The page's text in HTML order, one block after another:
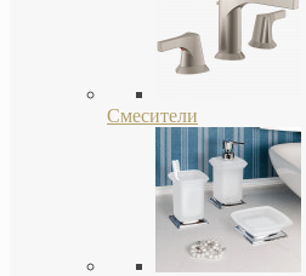
Смесители